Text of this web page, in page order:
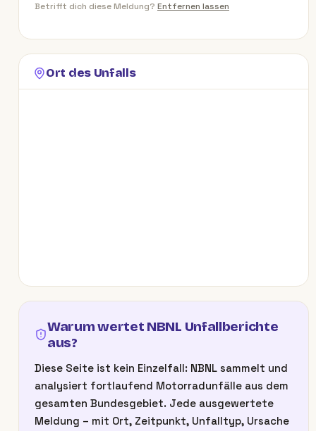
Betrifft dich diese Meldung? Entfernen lassen
Ort des Unfalls
Warum wertet NBNL Unfallberichte
aus?
Diese Seite ist kein Einzelfall: NBNL sammelt und
analysiert fortlaufend Motorradunfälle aus dem
gesamten Bundesgebiet. Jede ausgewertete
Meldung – mit Ort, Zeitpunkt, Unfalltyp, Ursache